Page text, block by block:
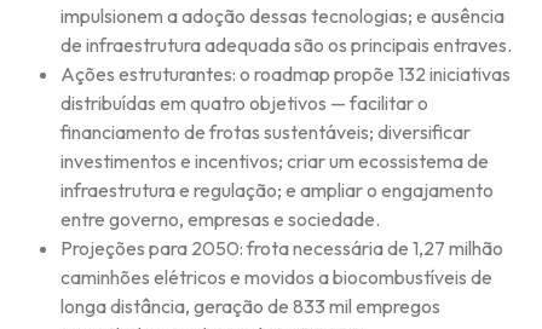
impulsionem a adoção dessas tecnologias; e ausência
de infraestrutura adequada são os principais entraves.
Ações estruturantes: o roadmap propõe 132 iniciativas
distribuídas em quatro objetivos — facilitar o
financiamento de frotas sustentáveis; diversificar
investimentos e incentivos; criar um ecossistema de
infraestrutura e regulação; e ampliar o engajamento
entre governo, empresas e sociedade.
Projeções para 2050: frota necessária de 1,27 milhão
caminhões elétricos e movidos a biocombustíveis de
longa distância, geração de 833 mil empregos